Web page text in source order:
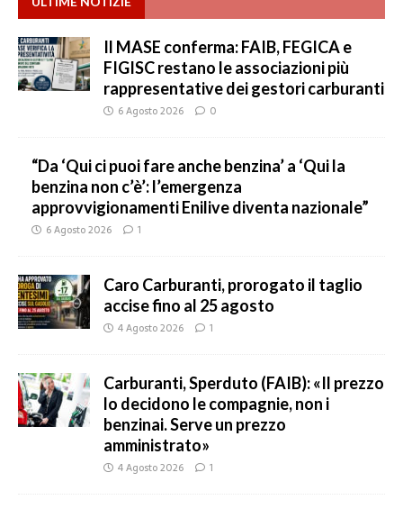
Il MASE conferma: FAIB, FEGICA e
FIGISC restano le associazioni più
rappresentative dei gestori carburanti
6 Agosto 2026 0
“Da ‘Qui ci puoi fare anche benzina’ a ‘Qui la
benzina non c’è’: l’emergenza
approvvigionamenti Enilive diventa nazionale”
6 Agosto 2026 1
Caro Carburanti, prorogato il taglio
accise fino al 25 agosto
4 Agosto 2026 1
Carburanti, Sperduto (FAIB): «Il prezzo
lo decidono le compagnie, non i
benzinai. Serve un prezzo
amministrato»
4 Agosto 2026 1